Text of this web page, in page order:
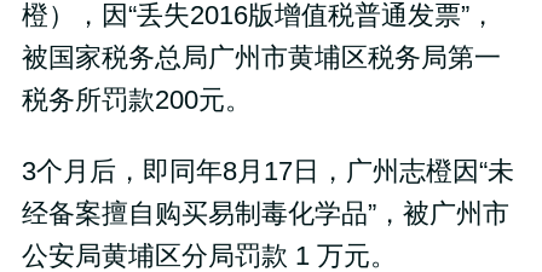
橙），因“丢失2016版增值税普通发票”，
被国家税务总局广州市黄埔区税务局第一
税务所罚款200元。
3个月后，即同年8月17日，广州志橙因“未
经备案擅自购买易制毒化学品”，被广州市
公安局黄埔区分局罚款 1 万元。